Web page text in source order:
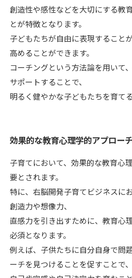
創造性や感性などを大切にする教
とが特徴となります。
子どもたちが自由に表現すること
高めることができます。
コーチングという方法論を用いて
サポートすることで、
明るく健やかな子どもたちを育て
効果的な教育心理学的アプロー
子育てにおいて、効果的な教育心
要とされます。
特に、右脳開発子育てビジネスに
創造力や想像力、
直感力を引き出すために、教育心
必須となります。
例えば、子供たちに自分自身で問
ーチを見つけることを促すことで、